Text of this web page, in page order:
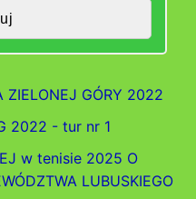
ZIELONEJ GÓRY 2022
2022 - tur nr 1
w tenisie 2025 O
LUBUSKIEGO